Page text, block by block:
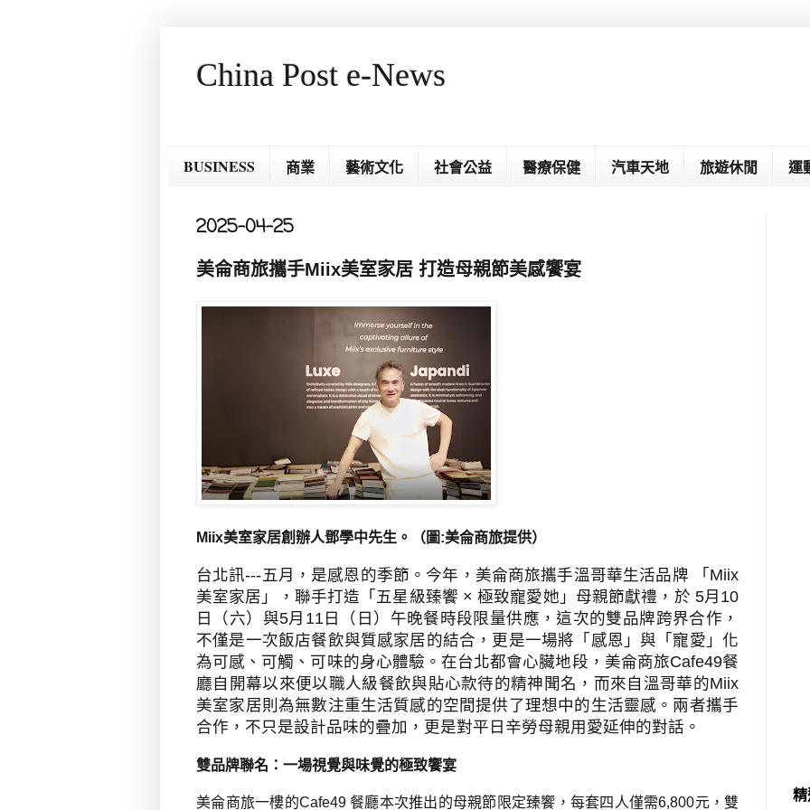
China Post e-News
BUSINESS 商業 藝術文化 社會公益 醫療保健 汽車天地 旅遊休閒 運
2025-04-25
美侖商旅攜手Miix美室家居 打造母親節美感饗宴
Miix美室家居創辦人鄧學中先生 。（圖:美侖商旅提供）
台北訊---五月，是感恩的季節。今年，美侖商旅攜手溫哥華生活品牌 「Miix
美室家居」，聯手打造「五星級臻饗 × 極致寵愛她」母親節獻禮，於 5月10
日（六）與5月11日（日）午晚餐時段限量供應，這次的雙品牌跨界合作，
不僅是一次飯店餐飲與質感家居的結合，更是一場將「感恩」與「寵愛」化
為可感、可觸、可味的身心體驗。在台北都會心臟地段，美侖商旅Cafe49餐
廳自開幕以來便以職人級餐飲與貼心款待的精神聞名，而來自溫哥華的Miix
美室家居則為無數注重生活質感的空間提供了理想中的生活靈感。兩者攜手
合作，不只是設計品味的疊加，更是對平日辛勞母親用愛延伸的對話。
雙品牌聯名：一場視覺與味覺的極致饗宴
美侖商旅一樓的Cafe49 餐廳本次推出的母親節限定臻饗，每套四人僅需6,800元，雙 精